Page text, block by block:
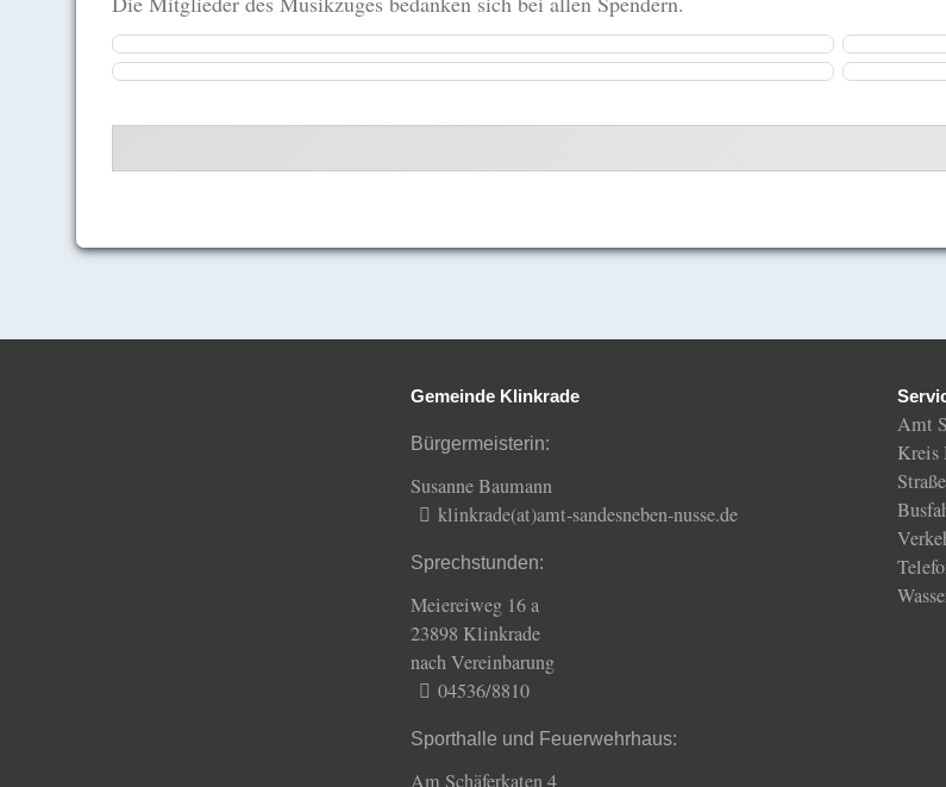
Gemeinde Klinkrade
Bürgermeisterin:
Susanne Baumann
klinkrade(at)amt-sandesneben-nusse.de
Sprechstunden:
Meiereiweg 16 a
23898 Klinkrade
nach Vereinbarung
04536/8810
Sporthalle und Feuerwehrhaus:
Am Schäferkaten 4
Amt
Kreis